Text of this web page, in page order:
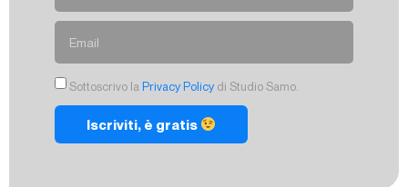
Sottoscrivo la Privacy Policy di Studio Samo.
Iscriviti, è gratis